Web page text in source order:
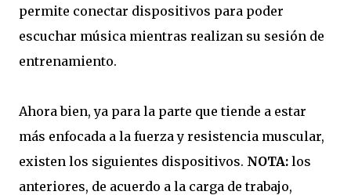
permite conectar dispositivos para poder
escuchar música mientras realizan su sesión de
entrenamiento.
Ahora bien, ya para la parte que tiende a estar
más enfocada a la fuerza y resistencia muscular,
existen los siguientes dispositivos. NOTA: los
anteriores, de acuerdo a la carga de trabajo,